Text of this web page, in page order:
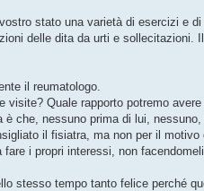
stato una varietà di esercizi e
delle dita da urti e
il reumatologo.
visite? Quale rapporto potremo
è che, nessuno prima di lui,
il fisiatra, ma non per il
i propri interessi, non
stesso tempo tanto felice perché